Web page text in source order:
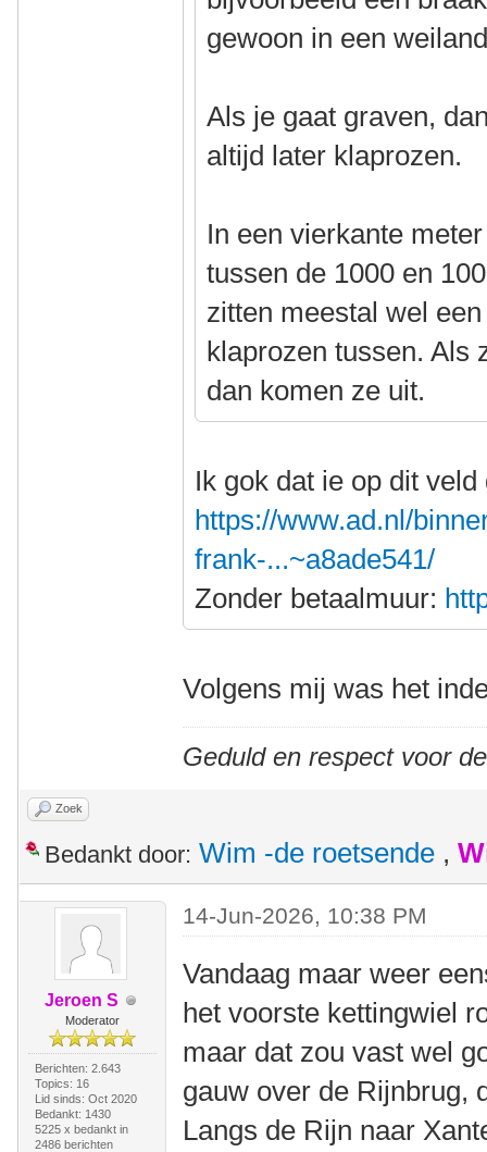
gewoon in een
Als je gaat graven,
altijd later klaprozen.
In een vierkante
tussen de 1000 en
zitten meestal wel
klaprozen tussen. Als
dan komen ze uit.
Ik gok dat ie op dit
https://www.ad.nl/
frank-...~a8ade541/
Zonder betaalmuur:
Volgens mij was het
Geduld en respect voor
Zoek
Bedankt door: Wim -de roetsende ,
Jeroen S
Moderator
Berichten: 2.643
Topics: 16
Lid sinds: Oct 2020
Bedankt: 1430
5225 x bedankt in
2486 berichten
14-Jun-2026, 10:38 PM
Vandaag maar weer
het voorste kettingwiel
maar dat zou vast wel
gauw over de Rijnbrug,
Langs de Rijn naar